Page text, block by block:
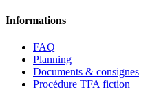
Informations
FAQ
Planning
Documents & consignes
Procédure TFA fiction